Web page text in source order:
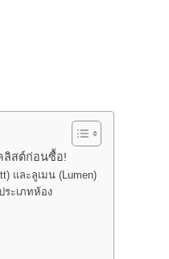
ลิสต์ก่อนซื้อ!
และลูเมน (Lumen)
ระเภทห้อง